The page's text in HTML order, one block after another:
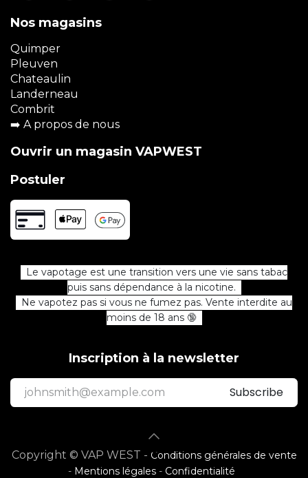
Nos magasins
Quimper
Pleuven
Chateaulin
Landerneau
Combrit
➡️ A propos de nous
Ouvrir un magasin VAPWEST
Postuler
Le vapotage est une transition vers une vie sans tabac
puis sans dépendance à la nicotine.
Ne vapotez pas si vous ne fumez pas. Vente interdite au
moins de 18 ans 🔞
Inscription à la newsletter
Subscribe
Copyright © VAP WEST - Conditions générales de vente
- Mentions légales- Confidentialité